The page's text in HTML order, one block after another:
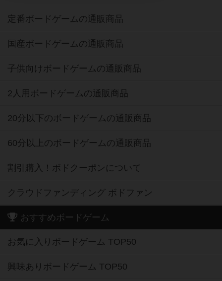
定番ボードゲームの通販商品
国産ボードゲームの通販商品
子供向けボードゲームの通販商品
2人用ボードゲームの通販商品
20分以下のボードゲームの通販商品
60分以上のボードゲームの通販商品
割引購入！ボドクーポンについて
クラウドファンディング ボドファン
おすすめボードゲーム
お気に入りボードゲーム TOP50
興味ありボードゲーム TOP50